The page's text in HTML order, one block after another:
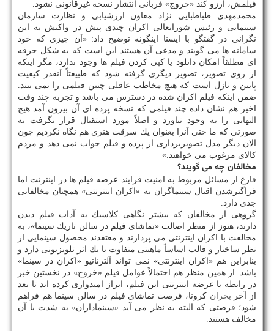
فیلمش، آرزو كند «خروج» قربانی انتشار نسخه غیرقانونی نشود.
محمدمهدی طباطبایی نژاد معاون ارزشیابی و نظارت سازمان
سینمایی و رئیس شورایعالی اكران چندی پیش در واكنش به این
نگرانی در گفتگو با ایسنا اینگونه توضیح داد: «آن چیزی كه خود
سامانه ها می گویند و مدعی آن هستند این است كه به شكل حرفه
ای مطلقاً امكان دانلود یا كپی كردن فیلم ها وجود ندارد، مگر اینكه
از روی تصویر، تصویر دیگری گرفته شود كه طبیعتاً آنقدر كیفیت
پایین و نازل است كه هیچ مخاطب عاقلی چنین فیلمی را نمی بیند.
ضمن اینكه فیلم اكران شده در دسترس می باشد و تجربه چند وقت
اخیر هم نشان داده چند فیلمی كه نسخه پرده ای آن بیرون آمد هیچ
التهابی را به وجود نیاورد و اصلاً مورد استقبال قرار نگرفت به
صورتی كه ما حتی آنرا بعنوان یك سرقت هنری هم نگاه نكردیم چون
الان دیگر مدل تصویربرداری از پرده و فیلم جواب نمی دهد و مردم
كالای مرغوب می خواهند.»
مخالفان چه می گویند؟
فارغ از مسائل مربوط به امنیت فرایند عرضه فیلم ها در اینترنت اما
فراگیرشدن اقبال سینماگران به «اكران اینترنتی» همچنان مخالفانی
جدی دارد.
گروهی از مخالفان كه بیشتر نگاهی كلاسیك به آداب فیلم دیدن
دارند، هنوز از منظر اصالت «تماشای فیلم در سالن تاریك سینما»، به
مخالفت با اكران اینترنتی می پردازند و معتقدند محصول سینمایی از
نظر ساختار و قالب اساساً ماهیتی متفاوت با یك اثر تلویزیونی دارد و
بنابراین هم «اكران اینترنتی» نمی تواند آلترناتیو «اكران در سینما»
باشد. از همین منظر هم احتمالاً عوامل فیلم «خروج» در نخستین خبر
در رابطه با عرضه اینترنتی این فیلم، ابراز امیدواری كرده اند تا بعد
از آخر بحران كرونا، فرصت تماشای فیلم در سالن سینما هم فراهم
شود؛ فرصتی كه البته به نظر می آید «سینماداران» به شدت با آن
مخالف هستند.